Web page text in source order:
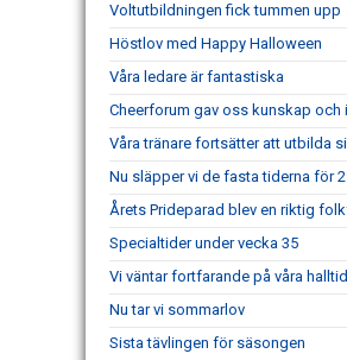
Voltutbildningen fick tummen upp
Höstlov med Happy Halloween
Våra ledare är fantastiska
Cheerforum gav oss kunskap och
Våra tränare fortsätter att utbilda
Nu släpper vi de fasta tiderna för
Årets Prideparad blev en riktig
Specialtider under vecka 35
Vi väntar fortfarande på våra
Nu tar vi sommarlov
Sista tävlingen för säsongen